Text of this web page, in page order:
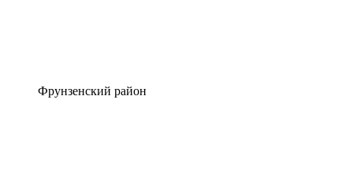
Фрунзенский район